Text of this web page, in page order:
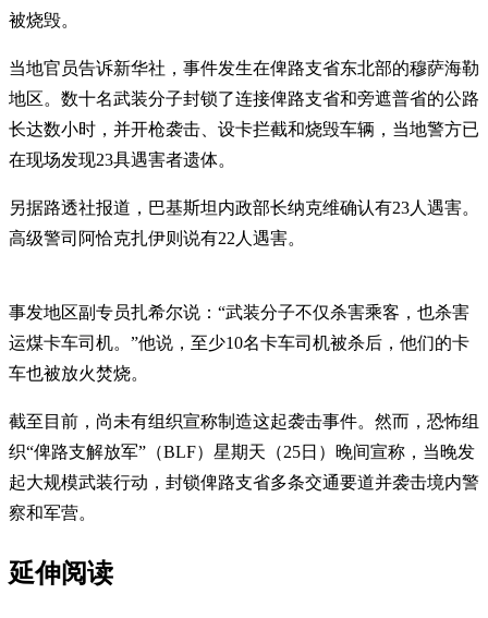
被烧毁。
当地官员告诉新华社，事件发生在俾路支省东北部的穆萨海勒
地区。数十名武装分子封锁了连接俾路支省和旁遮普省的公路
长达数小时，并开枪袭击、设卡拦截和烧毁车辆，当地警方已
在现场发现23具遇害者遗体。
另据路透社报道，巴基斯坦内政部长纳克维确认有23人遇害。
高级警司阿恰克扎伊则说有22人遇害。
事发地区副专员扎希尔说：“武装分子不仅杀害乘客，也杀害
运煤卡车司机。”他说，至少10名卡车司机被杀后，他们的卡
车也被放火焚烧。
截至目前，尚未有组织宣称制造这起袭击事件。然而，恐怖组
织“俾路支解放军”（BLF）星期天（25日）晚间宣称，当晚发
起大规模武装行动，封锁俾路支省多条交通要道并袭击境内警
察和军营。
延伸阅读